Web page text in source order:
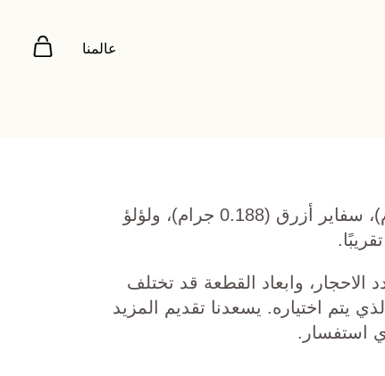
عالمنا
ذهب أصفر عيار 22 (8.5 جرام)، سفاير أزرق (0.188 جرام)، ولؤلؤ
وابعاد القطعة قد تختلف
اختياره. يسعدنا تقديم المزيد
استفسار.